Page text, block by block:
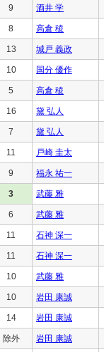
9 酒井 学
8 高倉 稜
13 城戸 義政
10 国分 優作
5 高倉 稜
16 黛 弘人
7 黛 弘人
11 戸崎 圭太
9 福永 祐一
3 武藤 雅
6 武藤 雅
11 石神 深一
11 石神 深一
10 武藤 雅
10 岩田 康誠
14 岩田 康誠
除外 岩田 康誠